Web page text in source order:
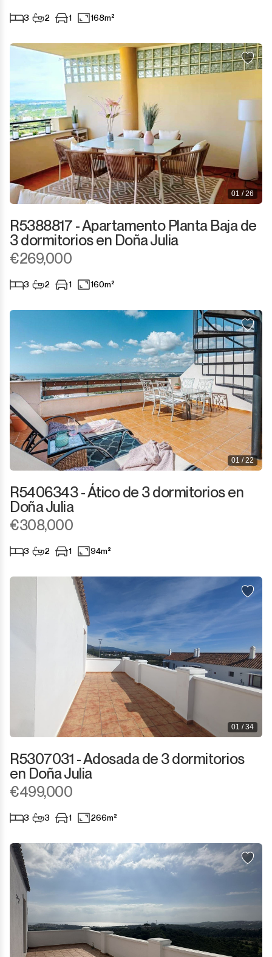
Torreguadiaro
Valle Romano
Castellar de la Frontera
Jimena de la Frontera
Tarifa
3 2 1 168m²
01 / 26
R5388817 - Apartamento Planta Baja de
3 dormitorios en Doña Julia
€269,000
3 2 1 160m²
01 / 22
R5406343 - Ático de 3 dormitorios en
Doña Julia
€308,000
3 2 1 94m²
01 / 34
R5307031 - Adosada de 3 dormitorios
en Doña Julia
€499,000
3 3 1 266m²